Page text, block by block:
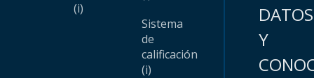
(i)
Sistema
de
calificación
(i)
DATOS
Y